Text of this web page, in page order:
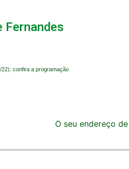
Fernandes
confira a programação
O seu endereço